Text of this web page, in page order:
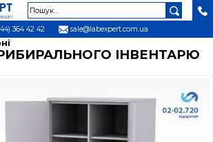
364 42 42 sale@labexpert.com.ua
ІНВЕНТАРЮ